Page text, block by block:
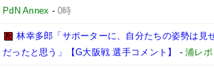
PdN Annex -0時
林幸多郎「サポーターに、自分たちの姿勢は見
だったと思う」【G大阪戦 選手コメント】
-浦レ